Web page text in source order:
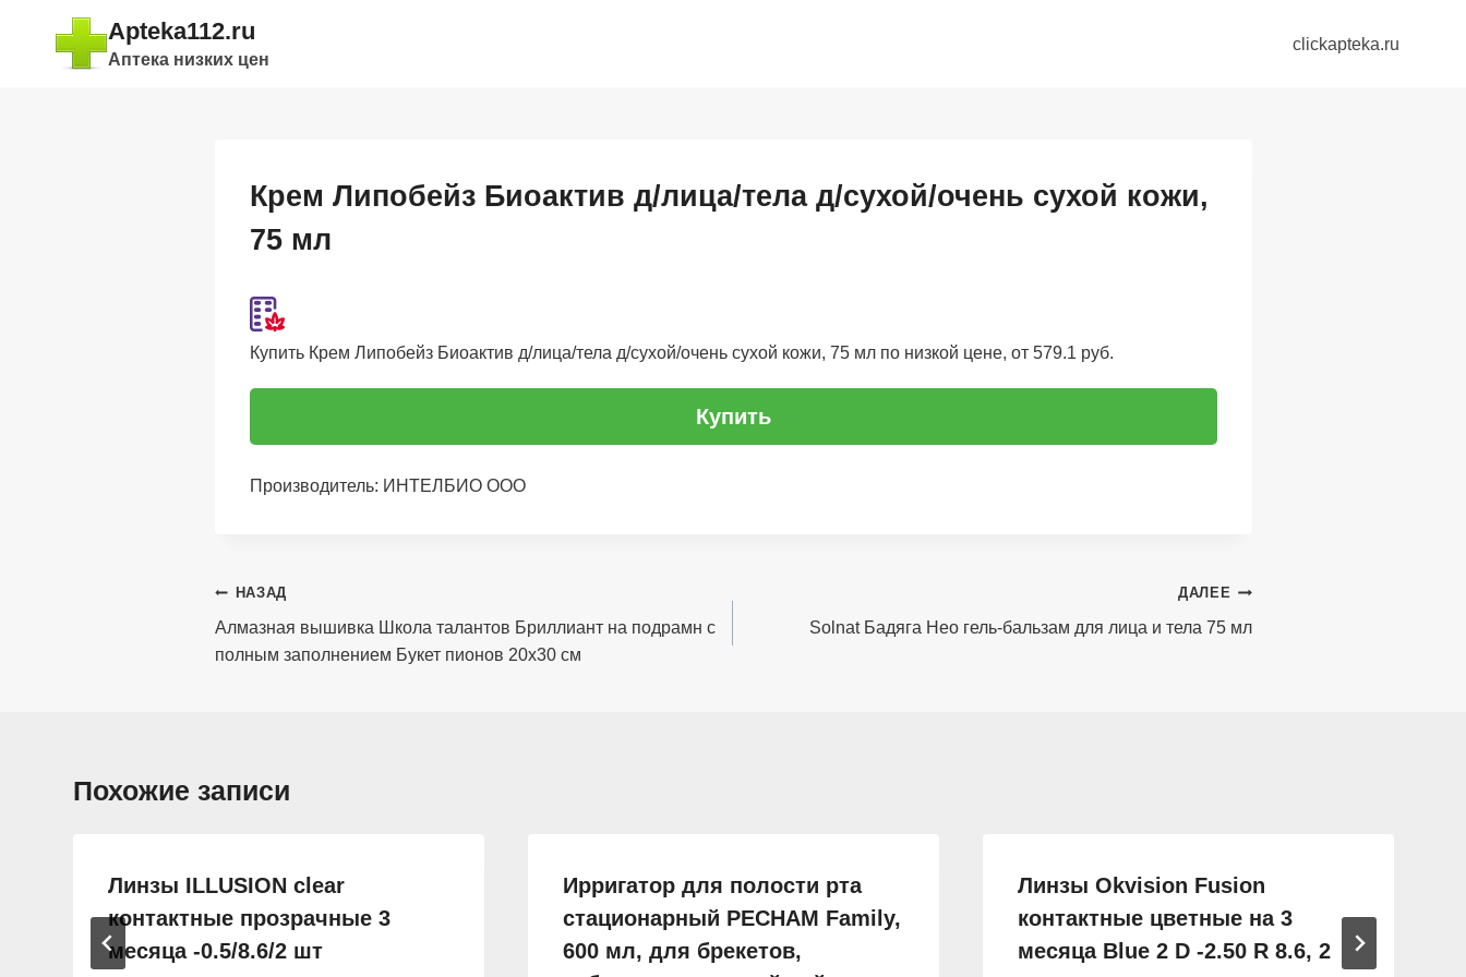
содержимому
Apteka112.ru
Аптека низких цен
clickapteka.ru
Крем Липобейз Биоактив д/лица/тела д/сухой/очень сухой кожи,
75 мл
Купить Крем Липобейз Биоактив д/лица/тела д/сухой/очень сухой кожи, 75 мл по низкой цене, от 579.1 руб.
Купить
Производитель: ИНТЕЛБИО ООО
Навигация
по
записям
НАЗАД
Алмазная вышивка Школа талантов Бриллиант на подрамн с
полным заполнением Букет пионов 20х30 см
ДАЛЕЕ
Solnat Бадяга Нео гель-бальзам для лица и тела 75 мл
Похожие записи
Линзы ILLUSION clear
контактные прозрачные 3
месяца -0.5/8.6/2 шт
Ирригатор для полости рта
стационарный PECHAM Family,
600 мл, для брекетов,
Линзы Okvision Fusion
контактные цветные на 3
месяца Blue 2 D -2.50 R 8.6, 2